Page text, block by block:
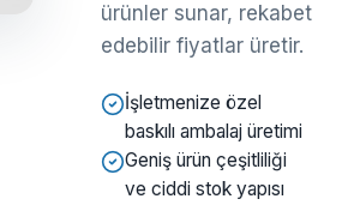
ürünler sunar, rekabet
edebilir fiyatlar üretir.
İşletmenize özel
baskılı ambalaj üretimi
Geniş ürün çeşitliliği
ve ciddi stok yapısı